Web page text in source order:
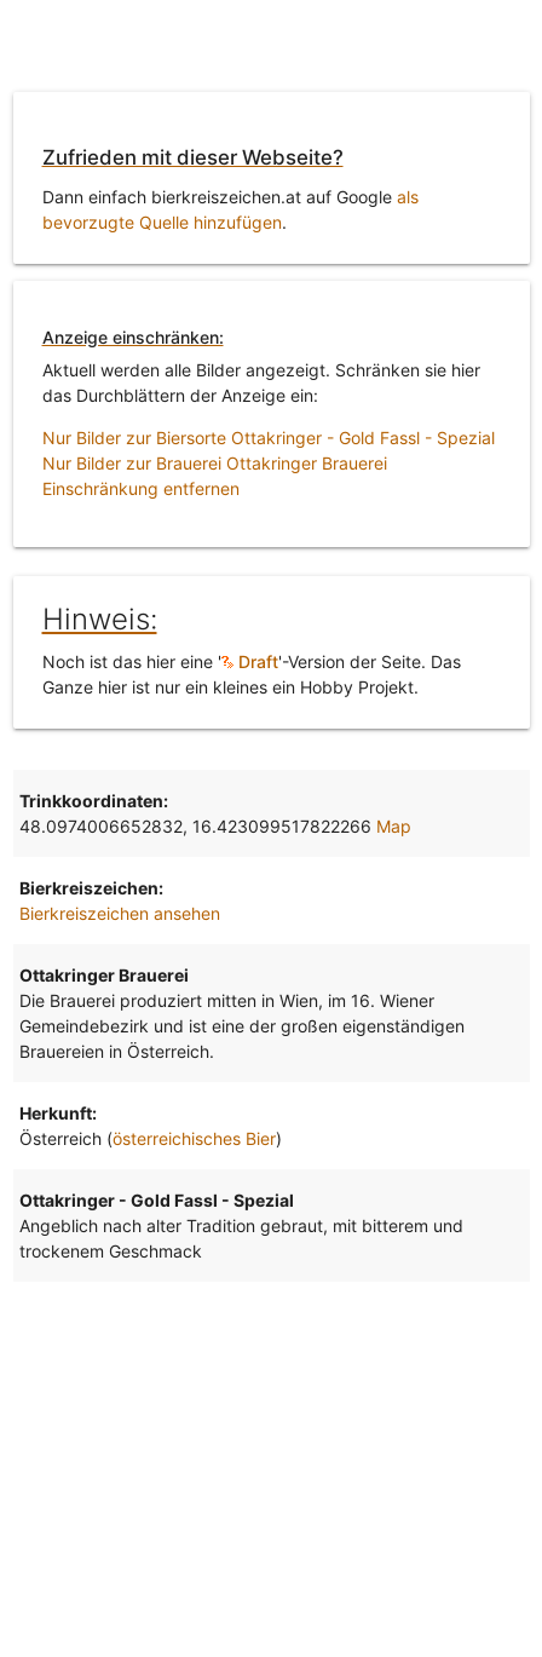
Zufrieden mit dieser Webseite?
Dann einfach bierkreiszeichen.at auf Google als
bevorzugte Quelle hinzufügen.
Anzeige einschränken:
Aktuell werden alle Bilder angezeigt. Schränken sie hier
das Durchblättern der Anzeige ein:
Nur Bilder zur Biersorte Ottakringer - Gold Fassl - Spezial
Nur Bilder zur Brauerei Ottakringer Brauerei
Einschränkung entfernen
Hinweis:
Noch ist das hier eine ' Draft'-Version der Seite. Das
Ganze hier ist nur ein kleines ein Hobby Projekt.
Trinkkoordinaten:
48.0974006652832, 16.423099517822266 Map
Bierkreiszeichen:
Bierkreiszeichen ansehen
Ottakringer Brauerei
Die Brauerei produziert mitten in Wien, im 16. Wiener
Gemeindebezirk und ist eine der großen eigenständigen
Brauereien in Österreich.
Herkunft:
Österreich (österreichisches Bier)
Ottakringer - Gold Fassl - Spezial
Angeblich nach alter Tradition gebraut, mit bitterem und
trockenem Geschmack